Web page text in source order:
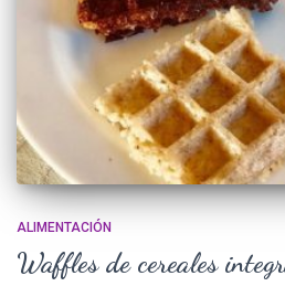
ALIMENTACIÓN
Waffles de cereales